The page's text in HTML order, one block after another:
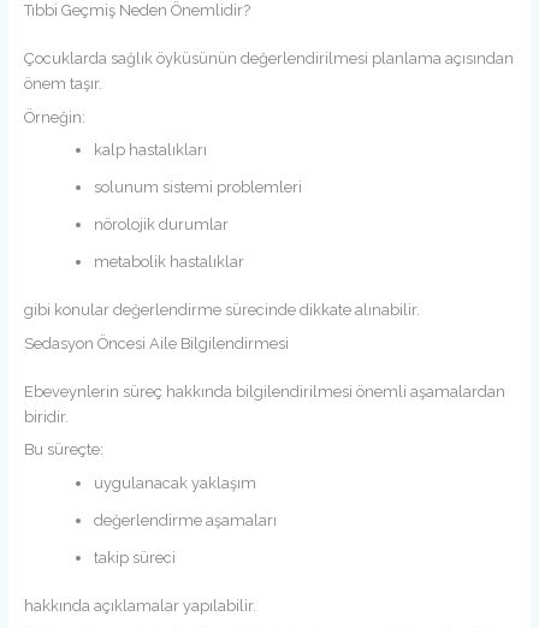
Tıbbi Geçmiş Neden Önemlidir?
Çocuklarda sağlık öyküsünün değerlendirilmesi planlama açısından
önem taşır.
Örneğin:
kalp hastalıkları
solunum sistemi problemleri
nörolojik durumlar
metabolik hastalıklar
gibi konular değerlendirme sürecinde dikkate alınabilir.
Sedasyon Öncesi Aile Bilgilendirmesi
Ebeveynlerin süreç hakkında bilgilendirilmesi önemli aşamalardan
biridir.
Bu süreçte:
uygulanacak yaklaşım
değerlendirme aşamaları
takip süreci
hakkında açıklamalar yapılabilir.